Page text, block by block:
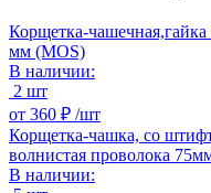
Корщетка-
мм (MOS)
В наличии:
2 шт
от 360 ₽ /шт
Корщетка-чашка, со
волнистая проволока
В наличии: